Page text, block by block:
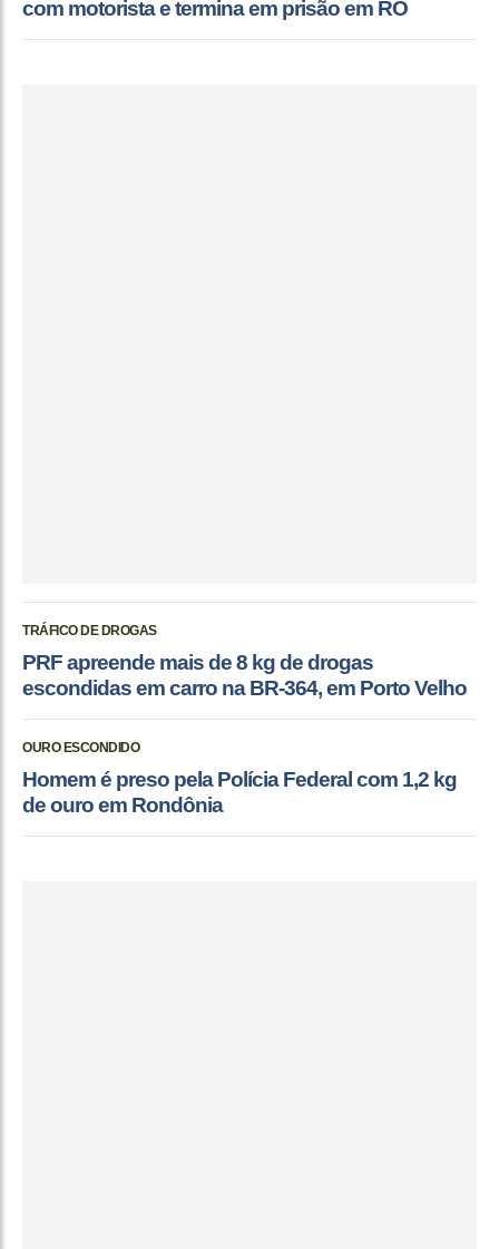
com motorista e termina em prisão em RO
TRÁFICO DE DROGAS
PRF apreende mais de 8 kg de drogas
escondidas em carro na BR-364, em Porto Velho
OURO ESCONDIDO
Homem é preso pela Polícia Federal com 1,2 kg
de ouro em Rondônia